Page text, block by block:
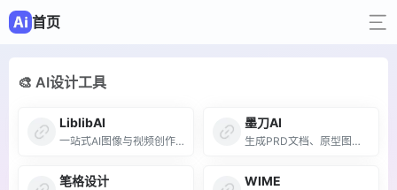
首页
🎨 AI设计工具
LiblibAI
一站式AI图像与视频创作平台
墨刀AI
生成PRD文档、原型图、PPT、图表
笔格设计 WIME